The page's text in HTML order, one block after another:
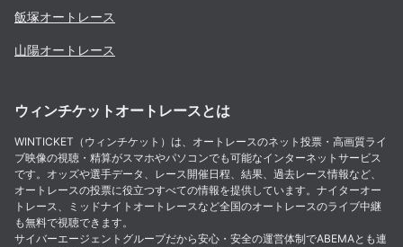
飯塚オートレース
山陽オートレース
ウィンチケットオートレースとは
WINTICKET（ウィンチケット）は、オートレースのネット投票・高画質ライ
ブ映像の視聴・精算がスマホやパソコンでも可能なインターネットサービス
です。オッズや選手データ、レース開催日程、結果、過去レース情報など、
オートレースの投票に役立つすべての情報を提供しています。ナイターオー
トレース、ミッドナイトオートレースなど全国のオートレースのライブ中継
も無料で視聴できます。
サイバーエージェントグループだから安心・安全の運営体制でABEMAとも連